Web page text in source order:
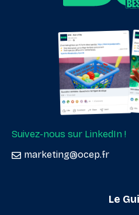
Suivez-nous sur LinkedIn !
marketing@ocep.fr
Le